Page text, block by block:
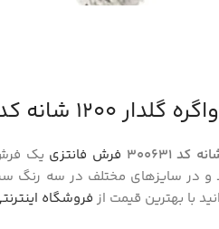
شانه کد 300631
فرش فانتزی یک
و در سایزهای مختلف در سه رنگ
فروشگاه